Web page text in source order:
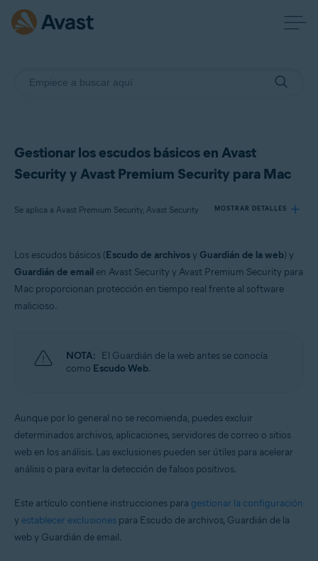
Gestionar los escudos básicos en Avast
Security y Avast Premium Security para Mac
Se aplica a Avast Premium Security, Avast Security MOSTRAR DETALLES
Avast Security
Los escudos básicos (Escudo de archivosy Guardián de la web) y
Guardián de email en Avast Security y Avast Premium Security para
Mac proporcionan protección en tiempo real frente al software
malicioso.
NOTA: El Guardián de la web antes se conocía
como Escudo Web.
Aunque por lo general no se recomienda, puedes excluir
determinados archivos, aplicaciones, servidores de correo o sitios
web en los análisis. Las exclusiones pueden ser útiles para acelerar
análisis o para evitar la detección de falsos positivos.
Este artículo contiene instrucciones para gestionar la configuración
y establecer exclusiones para Escudo de archivos, Guardián de la
web y Guardián de email.